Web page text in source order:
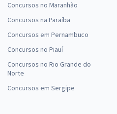
Concursos no Maranhão
Concursos na Paraíba
Concursos em Pernambuco
Concursos no Piauí
Concursos no Rio Grande do
Norte
Concursos em Sergipe